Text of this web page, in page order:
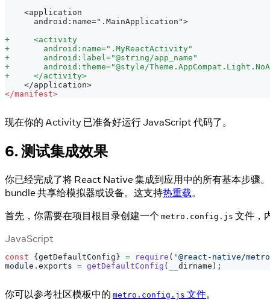
   <application
     android:name=".MainApplication">
+
     <activity
+
       android:name=".MyReactActivity"
+
       android:label="@string/app_name"
+
android:theme="@style/
+
     </activity>
   </application>
</manifest>
现在你的 Activity 已准备好运行 JavaScript 代码了。
6. 测试集成效果
你已经完成了将 React Native 集成到应用中的所有基本步骤
bundle 共享给模拟器或设备。这支持热重载。
首先，你需要在项目根目录创建一个 metro.config.js 文件，
JavaScript
const { getDefaultConfig } = require ( '@react-native/
module . exports = getDefaultConfig ( __dirname ) ;
你可以参考社区模板中的 metro.config.js 文件。